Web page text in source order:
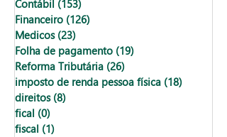
Contábil (153)
Financeiro (126)
Medicos (23)
Folha de pagamento (19)
Reforma Tributária (26)
imposto de renda pessoa física (18)
direitos (8)
fical (0)
fiscal (1)